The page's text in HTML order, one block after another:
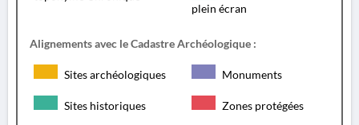
plein écran
Alignements avec le Cadastre Archéologique :
Sites archéologiques Monuments
Sites historiques Zones protégées